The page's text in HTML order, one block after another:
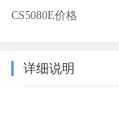
CS5080E价格
详细说明